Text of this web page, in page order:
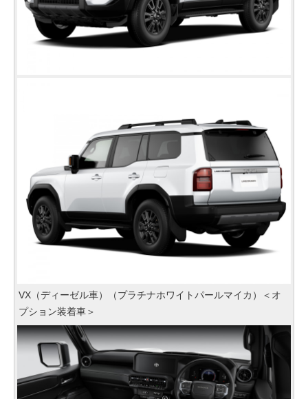
VX（ディーゼル車）（プラチナホワイトパールマイカ）＜オ
プション装着車＞